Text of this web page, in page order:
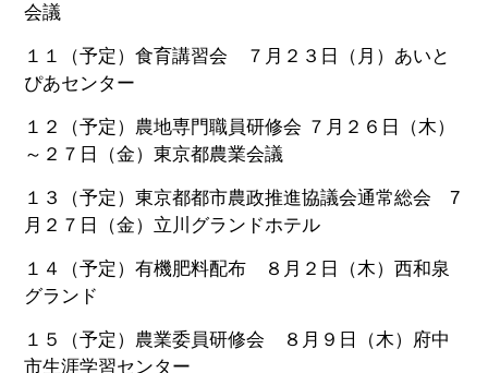
会議
１１（予定）食育講習会 ７月２３日（月）あいと
ぴあセンター
１２（予定）農地専門職員研修会 ７月２６日（木）
～２７日（金）東京都農業会議
１３（予定）東京都都市農政推進協議会通常総会 7
月２７日（金）立川グランドホテル
１４（予定）有機肥料配布 ８月２日（木）西和泉
グランド
１５（予定）農業委員研修会 ８月９日（木）府中
市生涯学習センター